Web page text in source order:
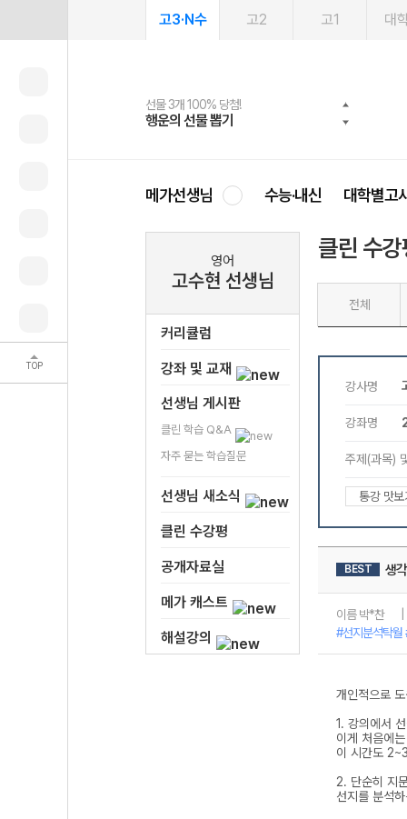
TOP
고3·N수 고2 고1 대
선물 3개 100% 당첨!
행운의 선물 뽑기
선물 100% 증정!
메가스터디 X 올리브
여름방학 스터디 캐시백
메가런 썸머스쿨
2027 러셀 단과
강사 공개선발
스마트러닝앱
설문 EVENT
메가패스
3일 무료 체험권
메가패스 수강생 무료혜택!
메가클럽 멤버십
사회공헌 캠페인
희망이룸 메가나눔
메가선생님 수능·내신 대학별고
영어
고수현 선생님
커리큘럼
강좌 및 교재
선생님 게시판
클린 학습 Q&A
자주 묻는 학습질문
선생님 새소식
클린 수강평
공개자료실
메가 캐스트
해설강의
클린 수강
전체